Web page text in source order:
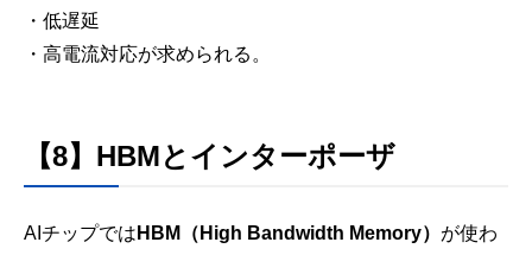
・低遅延
・高電流対応が求められる。
【8】HBMとインターポーザ
AIチップでは HBM（High Bandwidth Memory） が使わ